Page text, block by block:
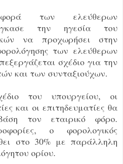
των ελεύθερων
την ηγεσία του
να προχωρήσει στην
των ελεύθερων
σχέδιο για την
και των συνταξιούχων.
του υπουργείου, οι
και οι επιτηδευματίες θα
τον εταιρικό φόρο.
ο φορολογικός
στο 30% με παράλληλη
ορίου.